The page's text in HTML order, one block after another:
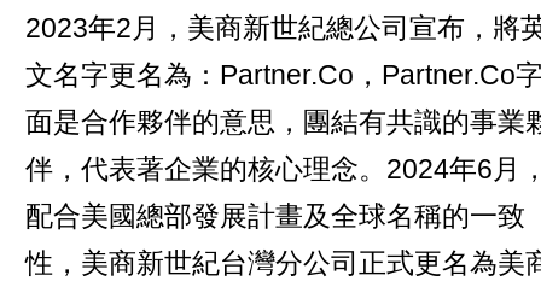
2023年2月，美商新世紀總公司宣布，將
文名字更名為：Partner.Co，Partner.Co
面是合作夥伴的意思，團結有共識的事業
伴，代表著企業的核心理念。2024年6月
配合美國總部發展計畫及全球名稱的一致
性，美商新世紀台灣分公司正式更名為美